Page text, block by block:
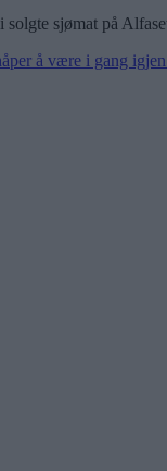
sjømat på
å være i gang